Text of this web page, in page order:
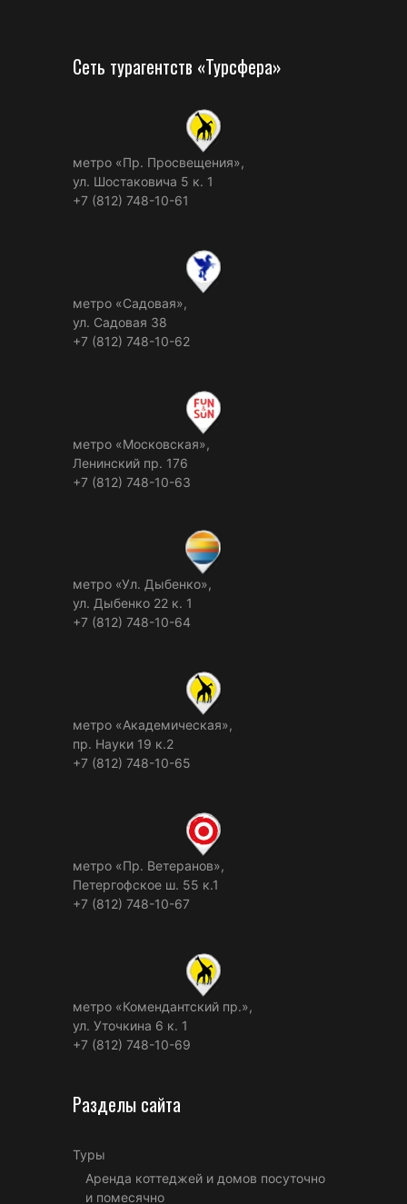
Сеть турагентств «Турсфера»
метро «Пр. Просвещения»,
ул. Шостаковича 5 к. 1
+7 (812) 748-10-61
метро «Садовая»,
ул. Садовая 38
+7 (812) 748-10-62
метро «Московская»,
Ленинский пр. 176
+7 (812) 748-10-63
метро «Ул. Дыбенко»,
ул. Дыбенко 22 к. 1
+7 (812) 748-10-64
метро «Академическая»,
пр. Науки 19 к.2
+7 (812) 748-10-65
метро «Пр. Ветеранов»,
Петергофское ш. 55 к.1
+7 (812) 748-10-67
метро «Комендантский пр.»,
ул. Уточкина 6 к. 1
+7 (812) 748-10-69
Разделы сайта
Туры
Аренда коттеджей и домов посуточно
и помесячно